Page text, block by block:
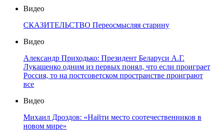
Видео
СКАЗИТЕЛЬСТВО Переосмысляя старину
Видео
Александр Приходько: Президент Беларуси А.Г.
Лукашенко одним из первых понял, что если проиграет
Россия, то на постсоветском пространстве проиграют
все
Видео
Михаил Дроздов: «Найти место соотечественников в
новом мире»